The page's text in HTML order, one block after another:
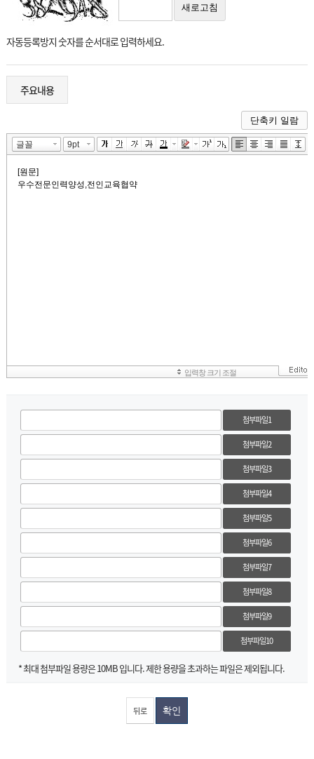
새로고침
자동등록방지 숫자를 순서대로 입력하세요.
주요내용
단축키 일람
첨부파일1
첨부파일2
첨부파일3
첨부파일4
첨부파일5
첨부파일6
첨부파일7
첨부파일8
첨부파일9
첨부파일10
* 최대 첨부파일 용량은 10MB 입니다. 제한 용량을 초과하는 파일은 제외됩니다.
뒤로